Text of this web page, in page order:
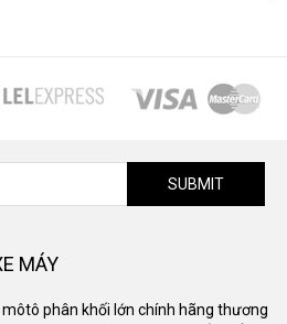
SUBMIT
MÁY
phân khối lớn chính hãng thương